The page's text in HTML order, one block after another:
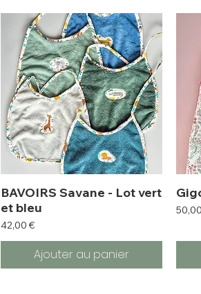
BAVOIRS Savane - Lot vert
et bleu
Prix
42,00 €
Ajouter au panier
Prix